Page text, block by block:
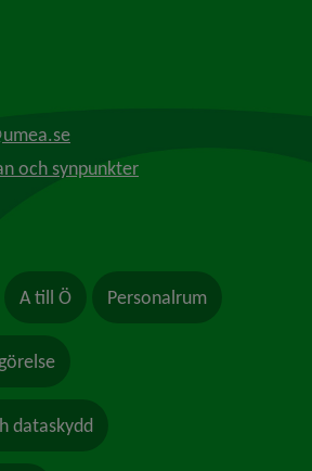
till annan webbplats, öppnas i nytt
och synpunkter
A till Ö Personalrum
dataskydd